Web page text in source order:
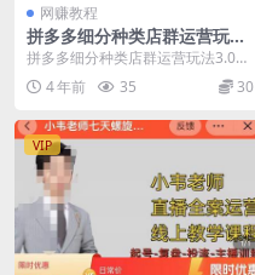
网赚教程
拼多多细分种类店群运营玩法
3.0，11月最新玩法，小白也
拼多多细分种类店群运营玩法3.0，
11月最新玩法，小白也可以操作 拼
多多暴力细分...
4 年前 35 30
VIP